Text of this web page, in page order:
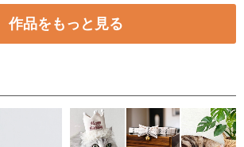
作品をもっと見る